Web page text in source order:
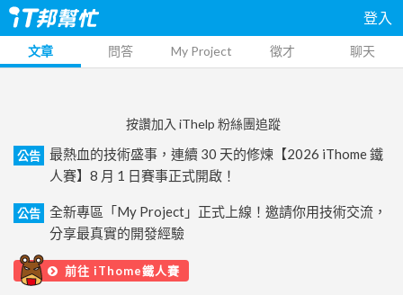
登入
文章 問答 My Project 徵才 聊天
按讚加入 iThelp 粉絲團追蹤
公告
最熱血的技術盛事，連續 30 天的修煉【2026 iThome 鐵
人賽】8 月 1 日賽事正式開啟！
公告
全新專區「My Project」正式上線！邀請你用技術交流，
分享最真實的開發經驗
前往 iThome鐵人賽